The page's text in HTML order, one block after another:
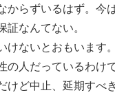
からずいるはず。今
証なんてない。
けないとおもいます。
の人だっているわけ
けど中止、延期すべ